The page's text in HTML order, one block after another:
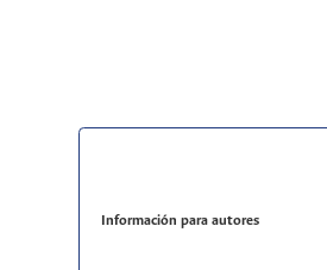
Información para autores